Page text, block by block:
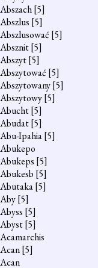
Abszach[5]
Abszlus [5]
Abszlusować [5]
Absznit[5]
Abszyt[5]
Abszytować [5]
Abszytowany[5]
Abszytowy[5]
Abucht[5]
Abudat[5]
Abu-Ipahia[5]
Abukepo
Abukeps [5]
Abukesb [5]
Abutaka[5]
Aby[5]
Abyss [5]
Abyst[5]
Acamarchis
Acan[5]
Acan